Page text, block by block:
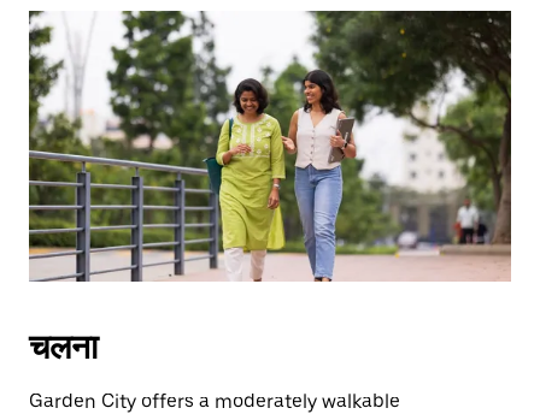
a
date.
Press
the
escape
button
to
close
the
calendar.
चलना
Garden City offers a moderately walkable